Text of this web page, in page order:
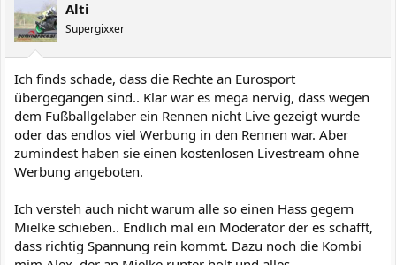
Alti
Supergixxer
Ich finds schade, dass die Rechte an Eurosport
übergegangen sind.. Klar war es mega nervig, dass wegen
dem Fußballgelaber ein Rennen nicht Live gezeigt wurde
oder das endlos viel Werbung in den Rennen war. Aber
zumindest haben sie einen kostenlosen Livestream ohne
Werbung angeboten.
Ich versteh auch nicht warum alle so einen Hass gegern
Mielke schieben.. Endlich mal ein Moderator der es schafft,
dass richtig Spannung rein kommt. Dazu noch die Kombi